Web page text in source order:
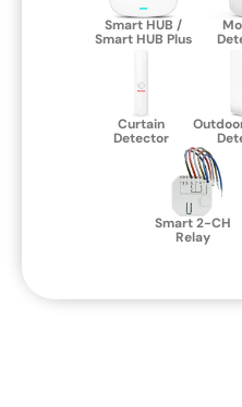
Smart HUB /
Smart HUB Plus
Curtain
Detector
Smart 2-CH
Relay